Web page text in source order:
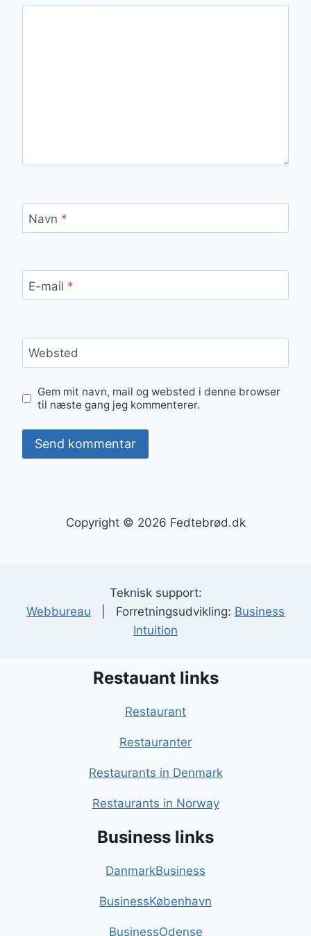
Navn *
E-mail *
Websted
Gem mit navn, mail og websted i denne browser
til næste gang jeg kommenterer.
Copyright © 2026 Fedtebrød.dk
Teknisk support:
Webbureau | Forretningsudvikling: Business
Intuition
Restauant links
Restaurant
Restauranter
Restaurants in Denmark
Restaurants in Norway
Business links
DanmarkBusiness
BusinessKøbenhavn
BusinessOdense